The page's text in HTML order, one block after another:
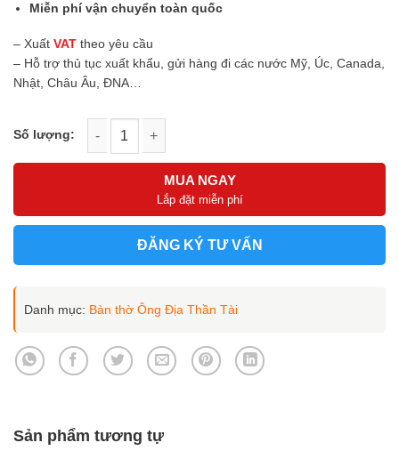
Miễn phí vận chuyển toàn quốc
– Xuất VAT theo yêu cầu
– Hỗ trợ thủ tục xuất khẩu, gửi hàng đi các nước Mỹ, Úc, Canada,
Nhật, Châu Âu, ĐNA…
Bộ bàn thờ Thần Tài sang trọng cho văn phòng mẫu BTT-
MUA NGAY
Lắp đặt miễn phí
ĐĂNG KÝ TƯ VẤN
Danh mục: Bàn thờ Ông Địa Thần Tài
Sản phẩm tương tự